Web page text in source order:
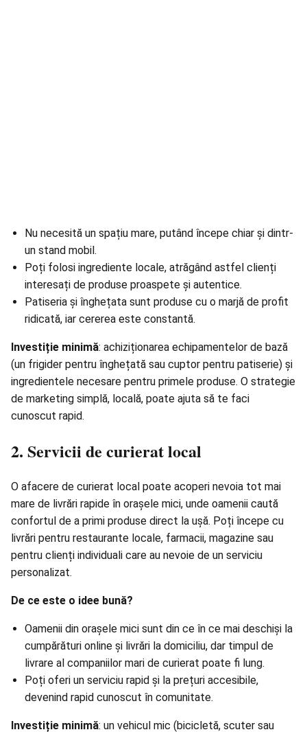
Nu necesită un spațiu mare, putând începe chiar și dintr-
un stand mobil.
Poți folosi ingrediente locale, atrăgând astfel clienți
interesați de produse proaspete și autentice.
Patiseria și înghețata sunt produse cu o marjă de profit
ridicată, iar cererea este constantă.
Investiție minimă: achiziționarea echipamentelor de bază
(un frigider pentru înghețată sau cuptor pentru patiserie) și
ingredientele necesare pentru primele produse. O strategie
de marketing simplă, locală, poate ajuta să te faci
cunoscut rapid.
2. Servicii de curierat local
O afacere de curierat local poate acoperi nevoia tot mai
mare de livrări rapide în orașele mici, unde oamenii caută
confortul de a primi produse direct la ușă. Poți începe cu
livrări pentru restaurante locale, farmacii, magazine sau
pentru clienți individuali care au nevoie de un serviciu
personalizat.
De ce este o idee bună?
Oamenii din orașele mici sunt din ce în ce mai deschiși la
cumpărături online și livrări la domiciliu, dar timpul de
livrare al companiilor mari de curierat poate fi lung.
Poți oferi un serviciu rapid și la prețuri accesibile,
devenind rapid cunoscut în comunitate.
Investiție minimă: un vehicul mic (bicicletă, scuter sau